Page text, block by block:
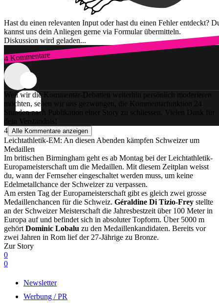
Hast du einen relevanten Input oder hast du einen Fehler entdeckt?
kannst uns dein Anliegen gerne via Formular übermitteln.
Diskussion wird geladen...
4 Kommentare
Zum Login
Weil wir die Kommentar-Debatten weiterhin persönlich moderieren
möchten, sehen wir uns gezwungen, die Kommentarfunktion 24
Stunden nach Publikation einer Story zu schliessen. Vielen Dank für
dein Verständnis!
4 Alle Kommentare anzeigen
Leichtathletik-EM: An diesen Abenden kämpfen Schweizer um
Medaillen
Im britischen Birmingham geht es ab Montag bei der Leichtathletik-
Europameisterschaft um die Medaillen. Mit diesem Zeitplan weisst
du, wann der Fernseher eingeschaltet werden muss, um keine
Edelmetallchance der Schweizer zu verpassen.
Am ersten Tag der Europameisterschaft gibt es gleich zwei grosse
Medaillenchancen für die Schweiz. Géraldine Di Tizio-Frey stellte
an der Schweizer Meisterschaft die Jahresbestzeit über 100 Meter in
Europa auf und befindet sich in absoluter Topform. Über 5000 m
gehört Dominic Lobalu zu den Medaillenkandidaten. Bereits vor
zwei Jahren in Rom lief der 27-Jährige zu Bronze.
Zur Story
0
0
Newsletter
Werbung / PR